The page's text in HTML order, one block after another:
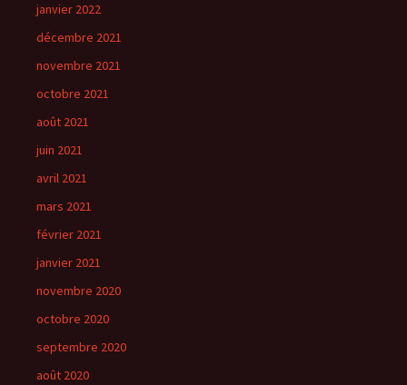
janvier 2022
décembre 2021
novembre 2021
octobre 2021
août 2021
juin 2021
avril 2021
mars 2021
février 2021
janvier 2021
novembre 2020
octobre 2020
septembre 2020
août 2020